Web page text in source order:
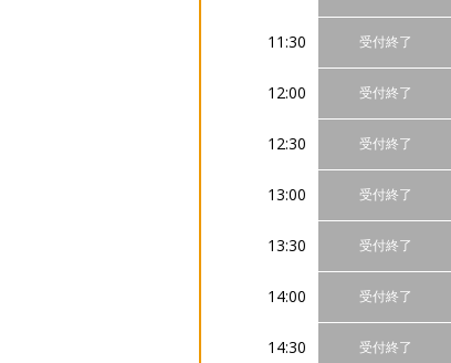
11:30 受付終了
12:00 受付終了
12:30 受付終了
13:00 受付終了
13:30 受付終了
14:00 受付終了
14:30 受付終了